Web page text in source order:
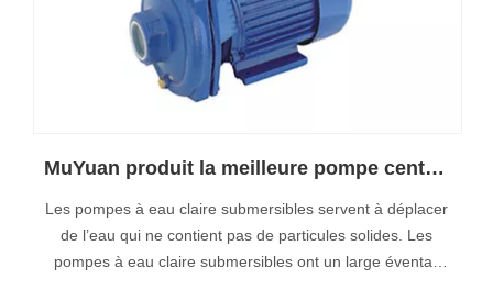
MuYuan produit la meilleure pompe centrifuge en eau claire de Chine
Les pompes à eau claire submersibles servent à déplacer
de l’eau qui ne contient pas de particules solides. Les
pompes à eau claire submersibles ont un large éventail